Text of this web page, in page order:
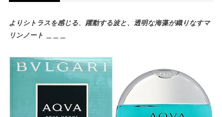
よりシトラスを感じる。 躍動する波と、透明な海藻が織りなすマ
リンノート ＿＿＿